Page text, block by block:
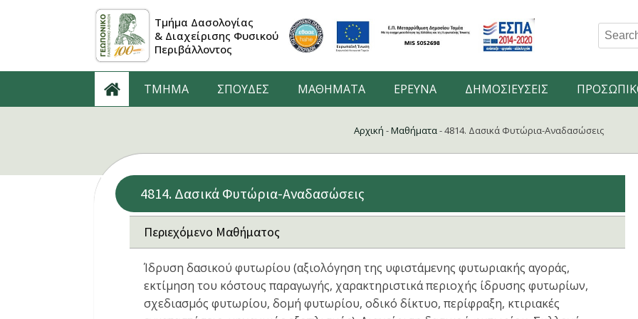
Τμήμα Δασολογίας
& Διαχείρισης Φυσικού
Περιβάλλοντος
Search
for:
ΤΜΗΜΑ ΣΠΟΥΔΕΣ ΜΑΘΗΜΑΤΑ ΕΡΕΥΝΑ ΔΗΜΟΣΙΕΥΣΕΙΣ
Αρχική -Μαθήματα-4814. Δασικά Φυτώρια-Αναδασώσεις
4814. Δασικά Φυτώρια-Αναδασώσεις
Περιεχόμενο Μαθήματος
Ίδρυση δασικού φυτωρίου (αξιολόγηση της υφιστάμενης φυτωριακής αγοράς,
εκτίμηση του κόστους παραγωγής, χαρακτηριστικά περιοχής ίδρυσης φυτωρίων,
σχεδιασμός φυτωρίου, δομή φυτωρίου, οδικό δίκτυο, περίφραξη, κτιριακές